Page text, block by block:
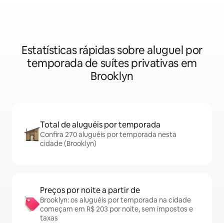
Estatísticas rápidas sobre aluguel por
temporada de suítes privativas em
Brooklyn
Total de aluguéis por temporada
Confira 270 aluguéis por temporada nesta
cidade (Brooklyn)
Preços por noite a partir de
Brooklyn: os aluguéis por temporada na cidade
começam em R$ 203 por noite, sem impostos e
taxas